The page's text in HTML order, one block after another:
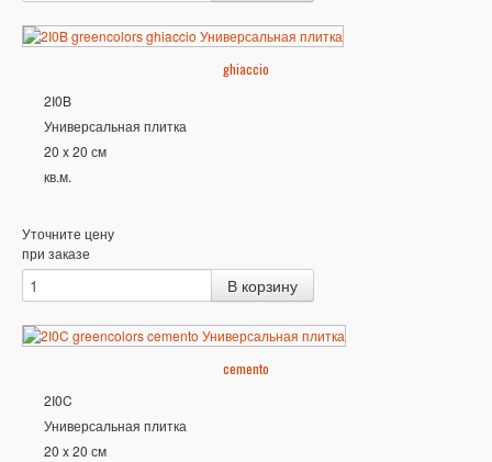
ghiaccio
2I0B
Универсальная плитка
20 x 20 см
кв.м.
Уточните цену
при заказе
cemento
2I0C
Универсальная плитка
20 x 20 см